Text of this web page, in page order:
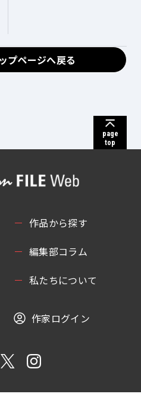
プページへ戻る
page
top
作品から探す
編集部コラム
私たちについて
作家ログイン